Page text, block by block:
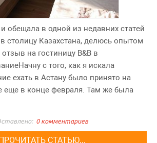
обещала в одной из недавних статей
столицу Казахстана, делюсь опытом
на гостиницу B&B в
с того, как я искала
ехать в Астану было принято на
еще в конце февраля. Там же была
0 комментариев
СТАТЬЮ...